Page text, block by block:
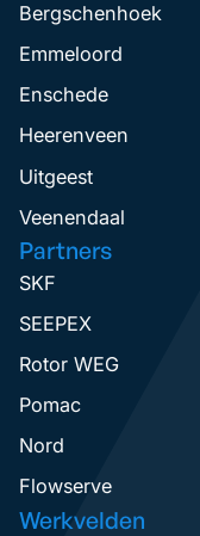
Bergschenhoek
Emmeloord
Enschede
Heerenveen
Uitgeest
Veenendaal
Partners
SKF
SEEPEX
Rotor WEG
Pomac
Nord
Flowserve
Werkvelden